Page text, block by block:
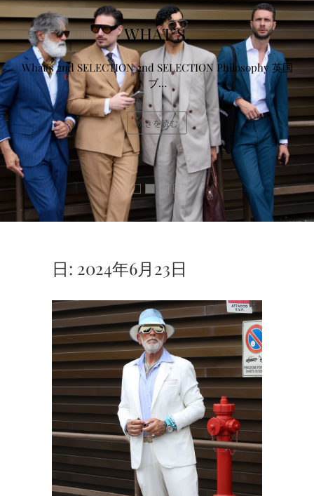
WHAT’S.
What’s 2nd SELECTION 2nd SELECTION Philosophy 英国
ブ…
続きを読む
日: 2024年6月23日